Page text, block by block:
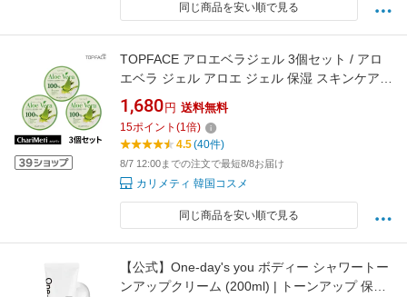
同じ商品を安い順で見る
TOPFACE アロエベラジェル 3個セット / アロ
エベラ ジェル アロエ ジェル 保湿 スキンケア
ボディケア モイスチャー ゲル / 韓国コスメ 送
料無料 (宅急便)
1,680 円 送料無料
15ポイント (1倍)
4.5(40件)
8/7 12:00までの注文で最短8/8お届け
カリメティ 韓国コスメ
同じ商品を安い順で見る
【公式】One-day's you ボディー シャワートー
ンアップクリーム (200ml) | トーンアップ 保湿